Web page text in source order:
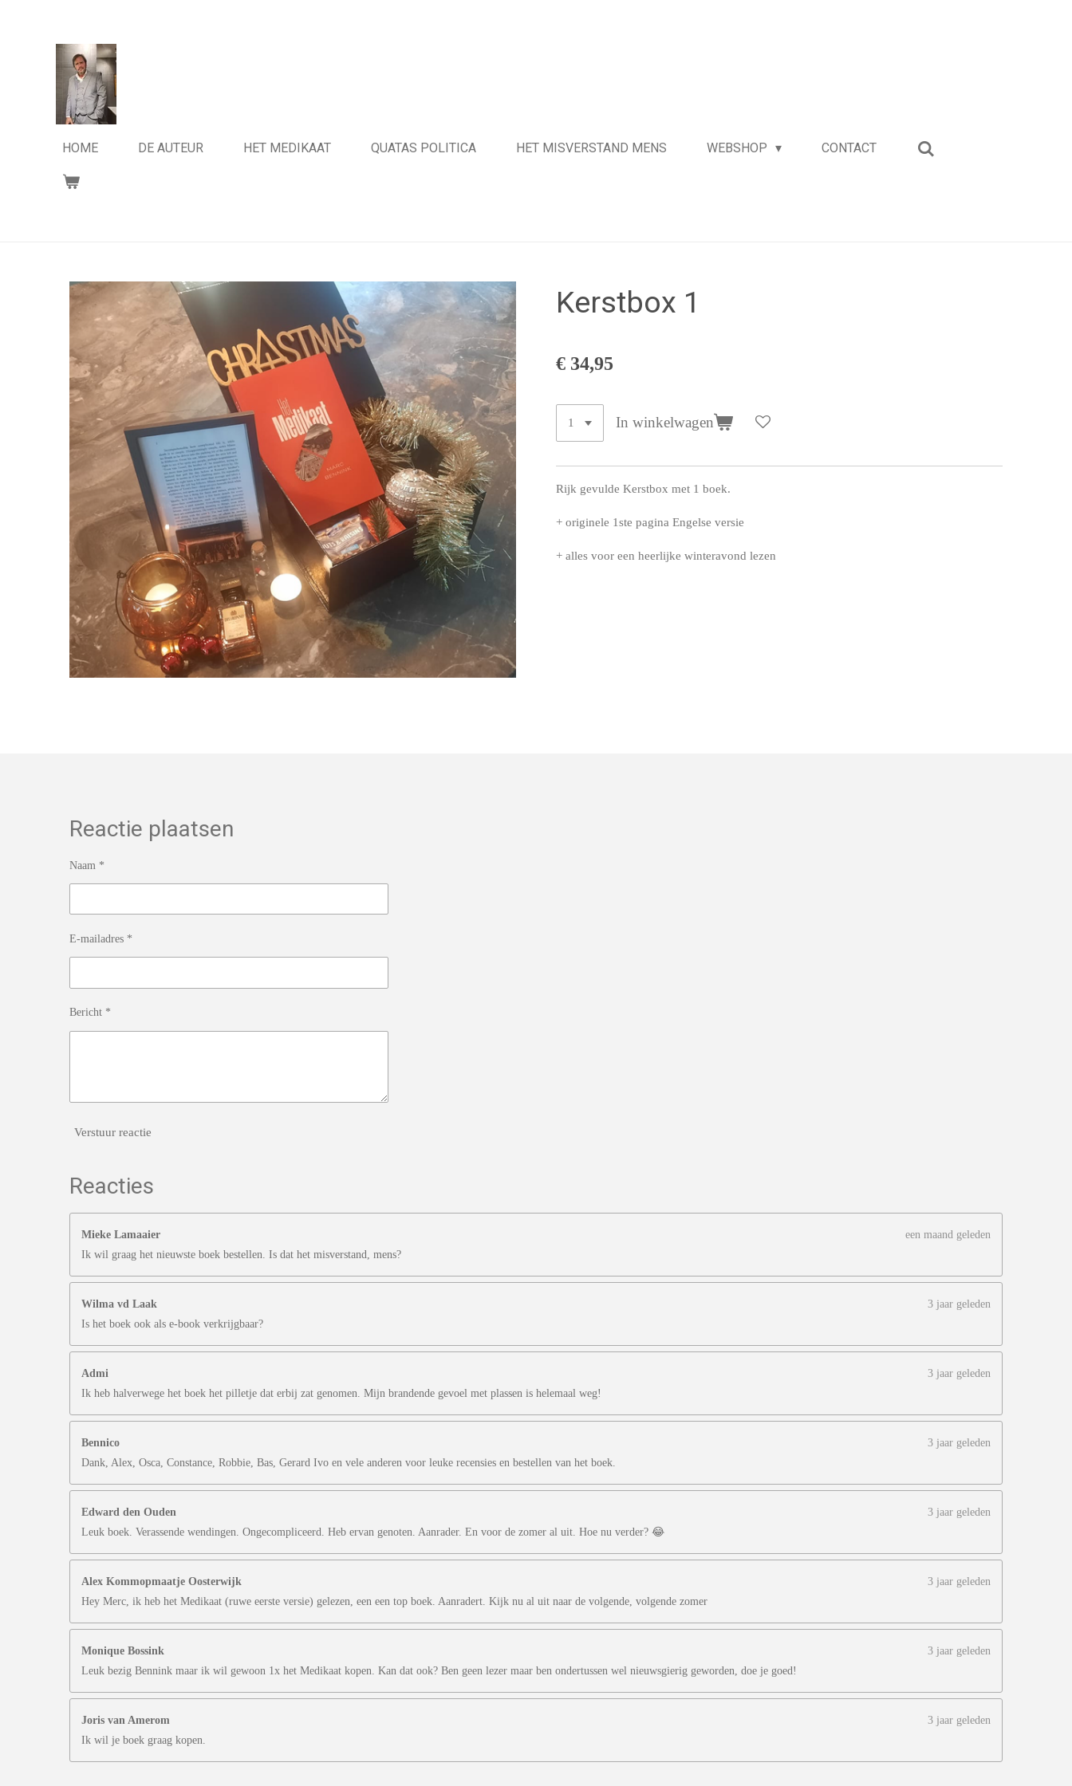
hoofdinhoud
HOME DE AUTEUR HET MEDIKAAT QUATAS POLITICA HET MISVERSTAND MENS WEBSHOP CONTACT
Kerstbox 1
€ 34,95
In winkelwagen
Rijk gevulde Kerstbox met 1 boek.
+ originele 1ste pagina Engelse versie
+ alles voor een heerlijke winteravond lezen
Reactie plaatsen
Naam *
E-mailadres *
Bericht *
Verstuur reactie
Reacties
Mieke Lamaaier
een maand geleden
Ik wil graag het nieuwste boek bestellen. Is dat het misverstand, mens?
Wilma vd Laak
3 jaar geleden
Is het boek ook als e-book verkrijgbaar?
Admi
3 jaar geleden
Ik heb halverwege het boek het pilletje dat erbij zat genomen. Mijn brandende gevoel met plassen is helemaal weg!
Bennico
3 jaar geleden
Dank, Alex, Osca, Constance, Robbie, Bas, Gerard Ivo en vele anderen voor leuke recensies en bestellen van het boek.
Edward den Ouden
3 jaar geleden
Leuk boek. Verassende wendingen. Ongecompliceerd. Heb ervan genoten. Aanrader. En voor de zomer al uit. Hoe nu verder? 😂
Alex Kommopmaatje Oosterwijk
3 jaar geleden
Hey Merc, ik heb het Medikaat (ruwe eerste versie) gelezen, een een top boek. Aanradert. Kijk nu al uit naar de volgende, volgende zomer
Monique Bossink
3 jaar geleden
Leuk bezig Bennink maar ik wil gewoon 1x het Medikaat kopen. Kan dat ook? Ben geen lezer maar ben ondertussen wel nieuwsgierig geworden, doe je goed!
Joris van Amerom
3 jaar geleden
Ik wil je boek graag kopen.